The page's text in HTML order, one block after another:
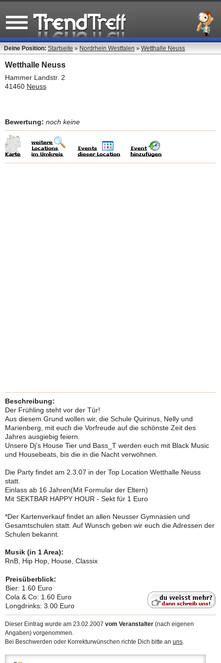
Deine Position: Startseite » Nordrhein Westfalen » Wetthalle Neuss
Wetthalle Neuss
Hammer Landstr. 2
41460 Neuss
Bewertung: noch keine
Beschreibung:
Der Frühling steht vor der Tür!
Aus diesem Grund wollen wir, die Schule Quirinus, Nelly und
Marienberg, mit euch die Vorfreude auf die schönste Zeit des
Jahres ausgiebig feiern.
Unsere Dj's House Tier und Bass_T werden euch mit Black Music
und Housebeats, bis die in die Nacht verwöhnen.
Die Party findet am 2.3.07 in der Top Location Wetthalle Neuss
statt.
Einlass ab 16 Jahren(Mit Formular der Eltern)
Mit SEKTBAR HAPPY HOUR - Sekt für 1 Euro
*Der Kartenverkauf findet an allen Neusser Gymnasien und
Gesamtschulen statt. Auf Wunsch geben wir euch die Adressen der
Schulen bekannt.
Musik (in 1 Area):
RnB, Hip Hop, House, Classix
Preisüberblick:
Bier: 1.60 Euro
Cola & Co: 1.60 Euro
Longdrinks: 3.00 Euro
Dieser Eintrag wurde am 23.02.2007 vom Veranstalter (nach eigenen
Angaben) vorgenommen.
Bei Beschwerden oder Korrekturwünschen richte Dich bitte an uns.